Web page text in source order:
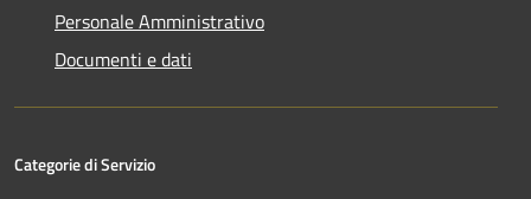
Personale Amministrativo
Documenti e dati
Categorie di Servizio